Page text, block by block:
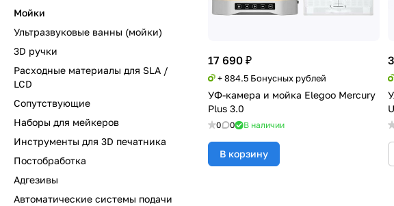
17 690 ₽
+ 884.5 Бонусных рублей
УФ-камера и мойка Elegoo Mercury
Plus 3.0
0 0 В наличии
В корзину
Мойки
Ультразвуковые ванны (мойки)
3D ручки
Расходные материалы для SLA /
LCD
Сопутствующие
Наборы для мейкеров
Инструменты для 3D печатника
Постобработка
Адгезивы
Автоматические системы подачи